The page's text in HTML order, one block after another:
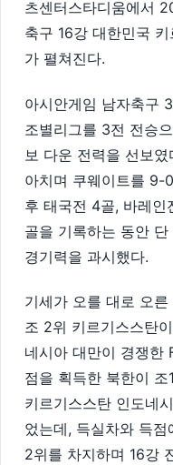
츠센터스타디움에서
축구 16강 대한민국
가 펼쳐진다.
아시안게임 남자축구
조별리그를 3전 전승
보 다운 전력을 선보
아치며 쿠웨이트를 9-
후 태국전 4골, 바레
골을 기록하는 동안
경기력을 과시했다.
기세가 오를 대로 오
조 2위 키르기스스탄
네시아 대만이 경쟁한
점을 획득한 북한이
키르기스스탄 인도네
었는데, 득실차와 득
2위를 차지하며 16강